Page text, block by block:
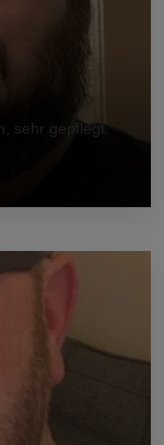
sehr gepflegt.